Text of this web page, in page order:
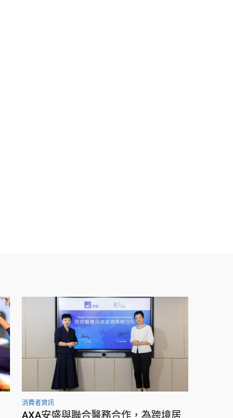
消費者資訊
AXA安盛與聯合醫務合作，為跨境居